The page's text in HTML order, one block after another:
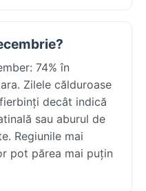
74% în
Zilele călduroase
decât indică
sau aburul de
Regiunile mai
pot părea mai puțin